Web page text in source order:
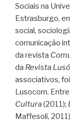
Sociais na
Estrasburgo,
social,
comunicação
da revista
da Revista
associativos,
Lusocom.
Cultura(2011);
Maffesoli,